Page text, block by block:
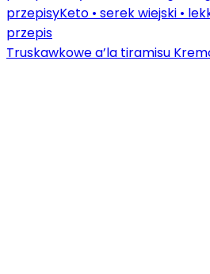
Truskawkowe a’la tiramisu